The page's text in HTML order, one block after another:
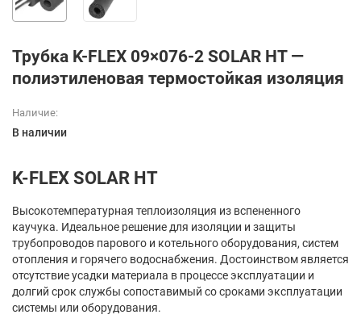
Трубка K-FLEX 09×076-2 SOLAR HT —
полиэтиленовая термостойкая изоляция
Наличие:
В наличии
K-FLEX SOLAR HT
Высокотемпературная теплоизоляция из вспененного
каучука. Идеальное решение для изоляции и защиты
трубопроводов парового и котельного оборудования, систем
отопления и горячего водоснабжения. Достоинством является
отсутствие усадки материала в процессе эксплуатации и
долгий срок службы сопоставимый со сроками эксплуатации
системы или оборудования.